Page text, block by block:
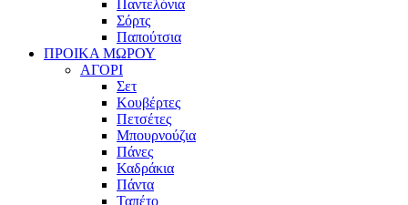
Παντελόνια
Σόρτς
Παπούτσια
ΠΡΟΙΚΑ ΜΩΡΟΥ
ΑΓΟΡΙ
Σετ
Κουβέρτες
Πετσέτες
Μπουρνούζια
Πάνες
Καδράκια
Πάντα
Ταπέτο